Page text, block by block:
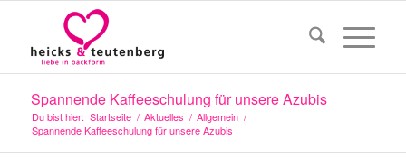
Spannende Kaffeeschulung für unsere Azubis
Du bist hier: Startseite / Aktuelles / Allgemein /
Spannende Kaffeeschulung für unsere Azubis